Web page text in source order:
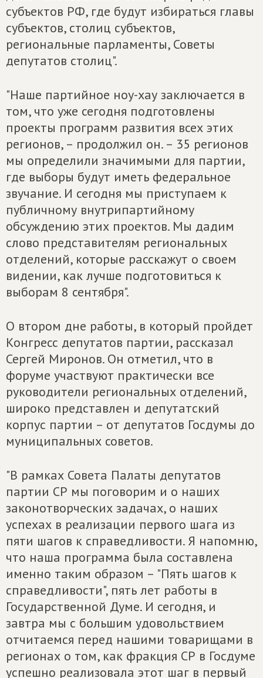
субъектов РФ, где будут избираться главы
субъектов, столиц субъектов,
региональные парламенты, Советы
депутатов столиц".
"Наше партийное ноу-хау заключается в
том, что уже сегодня подготовлены
проекты программ развития всех этих
регионов, – продолжил он. – 35 регионов
мы определили значимыми для партии,
где выборы будут иметь федеральное
звучание. И сегодня мы приступаем к
публичному внутрипартийному
обсуждению этих проектов. Мы дадим
слово представителям региональных
отделений, которые расскажут о своем
видении, как лучше подготовиться к
выборам 8 сентября".
О втором дне работы, в который пройдет
Конгресс депутатов партии, рассказал
Сергей Миронов. Он отметил, что в
форуме участвуют практически все
руководители региональных отделений,
широко представлен и депутатский
корпус партии – от депутатов Госдумы до
муниципальных советов.
"В рамках Совета Палаты депутатов
партии СР мы поговорим и о наших
законотворческих задачах, о наших
успехах в реализации первого шага из
пяти шагов к справедливости. Я напомню,
что наша программа была составлена
именно таким образом – "Пять шагов к
справедливости", пять лет работы в
Государственной Думе. И сегодня, и
завтра мы с большим удовольствием
отчитаемся перед нашими товарищами в
регионах о том, как фракция СР в Госдуме
успешно реализовала этот шаг в первый